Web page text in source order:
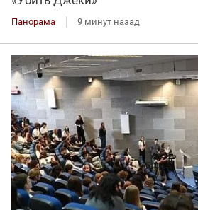
Панорама 9 минут назад